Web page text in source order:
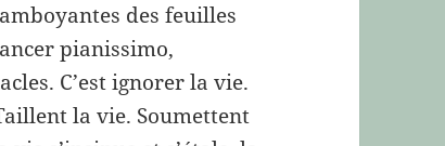
des feuilles
pianissimo,
C’est ignorer la vie.
la vie. Soumettent